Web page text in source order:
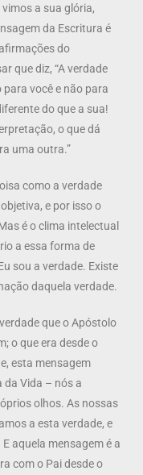
a sua glória,
da Escritura é
do
que diz, “A verdade
você e não para
do que a sua!
o que dá
uma outra.”
como a verdade
e por isso o
é o clima intelectual
a essa forma de
sou a verdade. Existe
daquela verdade.
que o Apóstolo
o que era desde o
esta mensagem
da Vida – nós a
olhos. As nossas
a esta verdade, e
aquela mensagem é a
com o Pai desde o